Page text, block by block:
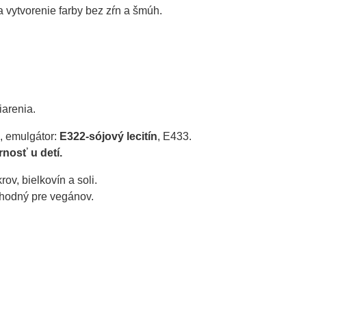
farby bez zŕn a šmúh.
emulgátor: E322-sójový lecitín, E433.
u detí.
bielkovín a soli.
pre vegánov.